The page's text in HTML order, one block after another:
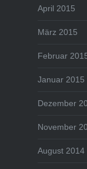
April 2015
März 2015
Februar
Januar 2015
Dezember
November
August 2014